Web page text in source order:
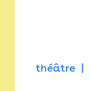
théâtre